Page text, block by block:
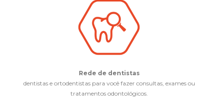
Rede de dentistas
dentistas e ortodentistas para você fazer consultas, exames ou
tratamentos odontológicos.